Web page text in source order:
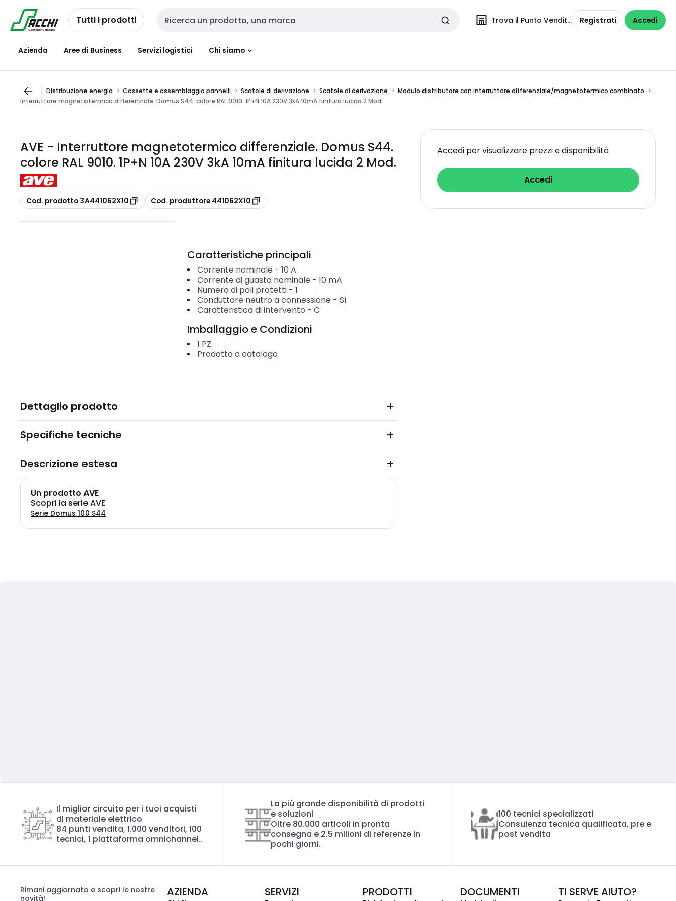
navigazione
Salta al
contenutoTutti i prodotti Cerca input Trova il Punto Vendita Registrati Accedi
Azienda Aree di Business Servizi logistici Chi siamo
Distribuzione energia Cassette e assemblaggio pannelli Scatole di derivazione Scatole di derivazione
Modulo distributore con interruttore differenziale/magnetotermico combinato
Interruttore magnetotermico differenziale. Domus S44. colore RAL 9010. 1P+N 10A 230V 3kA 10mA finitura lucida 2 Mod.
AVE - Interruttore magnetotermico differenziale. Domus S44.
colore RAL 9010. 1P+N 10A 230V 3kA 10mA finitura lucida 2 Mod.
copia
Cod. prodotto 3A441062X10 copia
Cod. produttore 441062X10
Accedi per visualizzare prezzi e disponibilità
Accedi
Caratteristiche principali
Corrente nominale - 10 A
Corrente di guasto nominale - 10 mA
Numero di poli protetti- 1
Conduttore neutro a connessione - Sì
Caratteristica di intervento - C
Imballaggio e Condizioni
1 PZ
Prodotto a catalogo
Dettaglio prodotto
Specifiche tecniche
Descrizione estesa
Un prodotto AVE
Scopri la serie AVE
Serie Domus 100 S44
Il miglior circuito per i tuoi acquisti
di materiale elettrico
84 punti vendita, 1.000 venditori, 100
tecnici, 1 piattaforma omnichannel..
La più grande disponibilità di prodotti
e soluzioni
Oltre 80.000 articoli in pronta
consegna e 2.5 milioni di referenze in
pochi giorni.
100 tecnici specializzati
Consulenza tecnica qualificata, pre e
post vendita
Rimani aggiornato e scopri le nostre
novità!
AZIENDA SERVIZI PRODOTTI DOCUMENTI TI SERVE AIUTO?